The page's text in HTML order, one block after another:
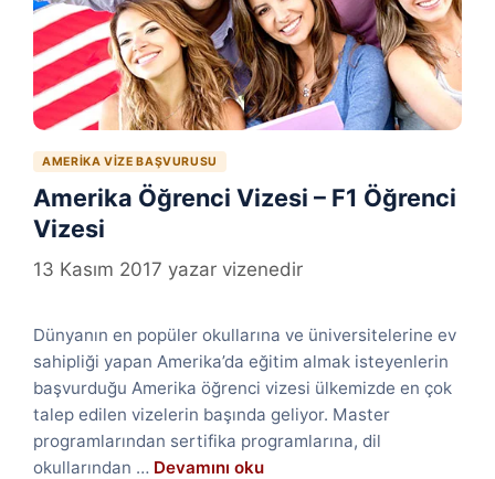
AMERIKA VIZE BAŞVURUSU
Amerika Öğrenci Vizesi – F1 Öğrenci
Vizesi
13 Kasım 2017 yazar vizenedir
Dünyanın en popüler okullarına ve üniversitelerine ev
sahipliği yapan Amerika’da eğitim almak isteyenlerin
başvurduğu Amerika öğrenci vizesi ülkemizde en çok
talep edilen vizelerin başında geliyor. Master
programlarından sertifika programlarına, dil
okullarından … Devamını oku